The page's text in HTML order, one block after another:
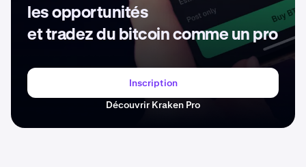
les opportunités
et tradez du bitcoin comme un pro
Inscription
Découvrir Kraken Pro